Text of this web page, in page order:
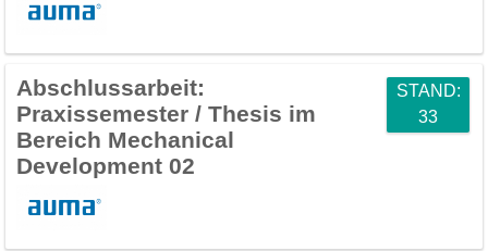
Abschlussarbeit:
Praxissemester / Thesis im
Bereich Mechanical
Development 02
STAND:
33